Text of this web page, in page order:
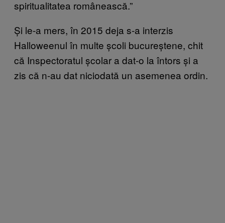
spiritualitatea românească.”
Și le-a mers, în 2015 deja s-a interzis
Halloweenul în multe școli bucureștene, chit
că Inspectoratul școlar a dat-o la întors și a
zis că n-au dat niciodată un asemenea ordin.